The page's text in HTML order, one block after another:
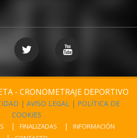
- CRONOMETRAJE DEPORTIVO
| AVISO LEGAL | POLÍTICA DE
COOKIES
FINALIZADAS
INFORMACIÓN